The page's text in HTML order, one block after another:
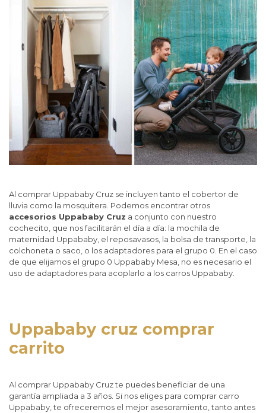
Al comprar Uppababy Cruz se incluyen tanto el cobertor de
lluvia como la mosquitera. Podemos encontrar otros
accesorios Uppababy Cruz a conjunto con nuestro
cochecito, que nos facilitarán el día a día: la mochila de
maternidad Uppababy, el reposavasos, la bolsa de transporte, la
colchoneta o saco, o los adaptadores para el grupo 0. En el caso
de que elijamos el grupo 0 Uppababy Mesa, no es necesario el
uso de adaptadores para acoplarlo a los carros Uppababy.
Uppababy cruz comprar
carrito
Al comprar Uppababy Cruz te puedes beneficiar de una
garantía ampliada a 3 años. Si nos eliges para comprar carro
Uppababy, te ofreceremos el mejor asesoramiento, tanto antes